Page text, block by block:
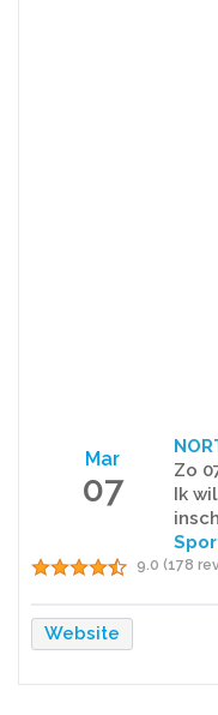
Mar
07
Zo
Ik
9.0 (178
Website